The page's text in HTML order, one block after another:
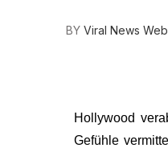
BY Viral News Web
Hollywood
Gefühle